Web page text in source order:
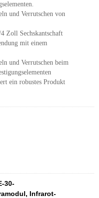
und Verrutschen von
Zoll Sechskantschaft
mit einem
und Verrutschen beim
ein robustes Produkt
30-
Infrarot-